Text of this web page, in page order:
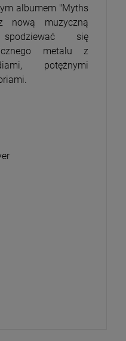
albumem "Myths
nową muzyczną
się
metalu z
potężnymi